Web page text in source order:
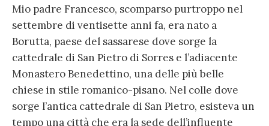
Mio padre Francesco, scomparso purtroppo nel
settembre di ventisette anni fa, era nato a
Borutta, paese del sassarese dove sorge la
cattedrale di San Pietro di Sorres e l’adiacente
Monastero Benedettino, una delle più belle
chiese in stile romanico-pisano. Nel colle dove
sorge l’antica cattedrale di San Pietro, esisteva un
tempo una città che era la sede dell’influente